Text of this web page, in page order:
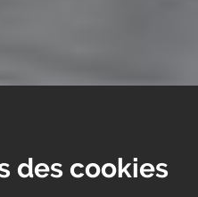
des cookies